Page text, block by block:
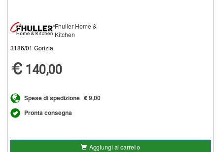
Fhuller Home &
Kitchen
3186/01 Gorizia
140,00
Spese di spedizione € 9,00
Pronta consegna
Aggiungi al carrello